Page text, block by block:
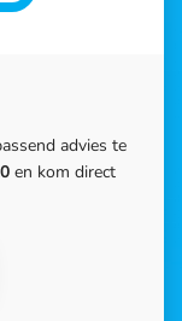
advies te
en kom direct